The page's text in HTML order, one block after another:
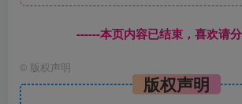
------本页内容已结束，喜欢请
© 版权声明
版权声明